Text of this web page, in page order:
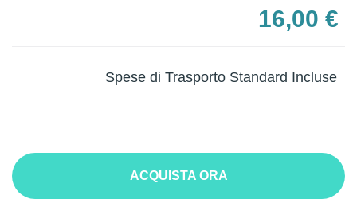
16,00 €
Spese di Trasporto Standard Incluse
ACQUISTA ORA